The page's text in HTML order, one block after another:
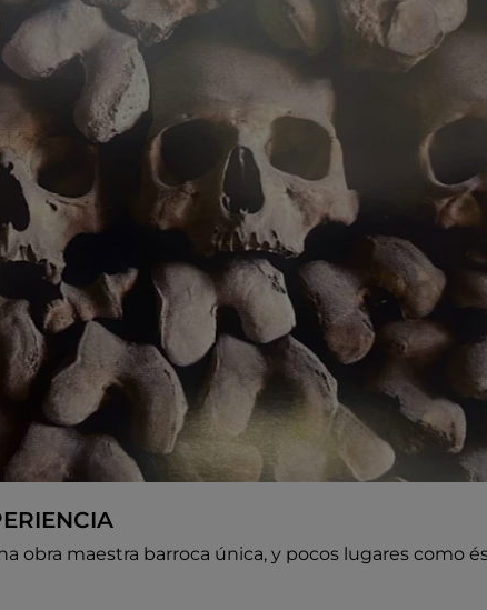
obra maestra barroca única, y pocos lugares como